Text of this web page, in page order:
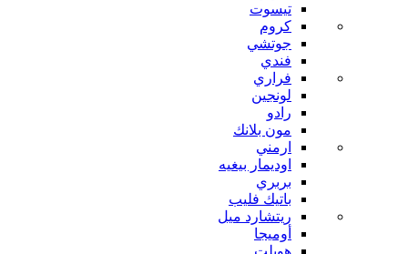
تيسوت
كروم
جوتشي
فندي
فراري
لونجين
رادو
مون بلانك
ارمني
اوديمار بيغيه
بربري
باتيك فليب
ريتشارد ميل
أوميجا
هوبلت